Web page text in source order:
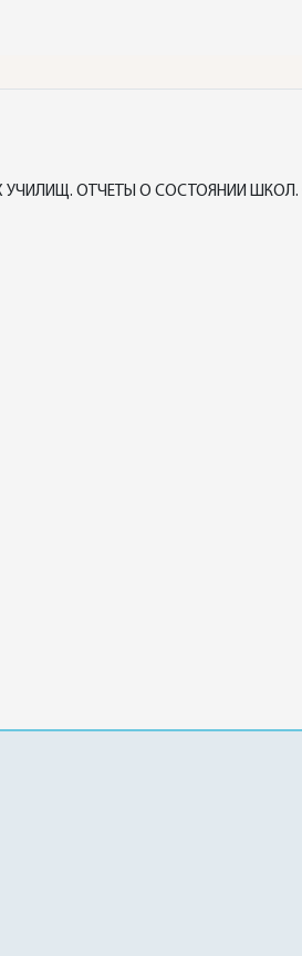
ОТЧЕТЫ О СОСТОЯНИИ